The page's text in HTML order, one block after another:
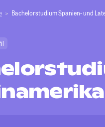
Bachelorstudium Spanien- und